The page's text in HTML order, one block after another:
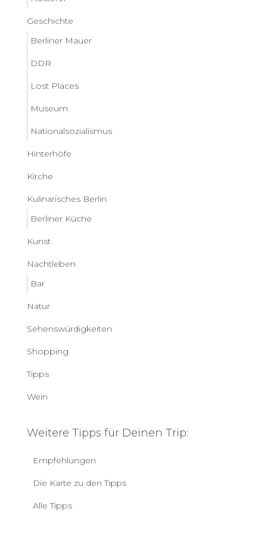
Geschichte
Berliner Mauer
DDR
Lost Places
Museum
Nationalsozialismus
Hinterhöfe
Kirche
Kulinarisches Berlin
Berliner Küche
Kunst
Nachtleben
Bar
Natur
Sehenswürdigkeiten
Shopping
Tipps
Wein
Weitere Tipps für Deinen Trip:
Empfehlungen
Die Karte zu den Tipps
Alle Tipps